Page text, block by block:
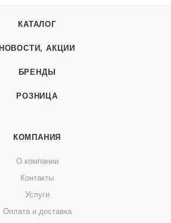
КАТАЛОГ
НОВОСТИ, АКЦИИ
БРЕНДЫ
РОЗНИЦА
КОМПАНИЯ
О компании
Контакты
Услуги
Оплата и доставка